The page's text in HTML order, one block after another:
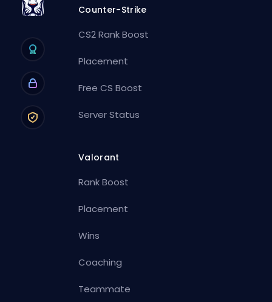
Counter-Strike
CS2 Rank Boost
Placement
Free CS Boost
Server Status
Valorant
Rank Boost
Placement
Wins
Coaching
Teammate